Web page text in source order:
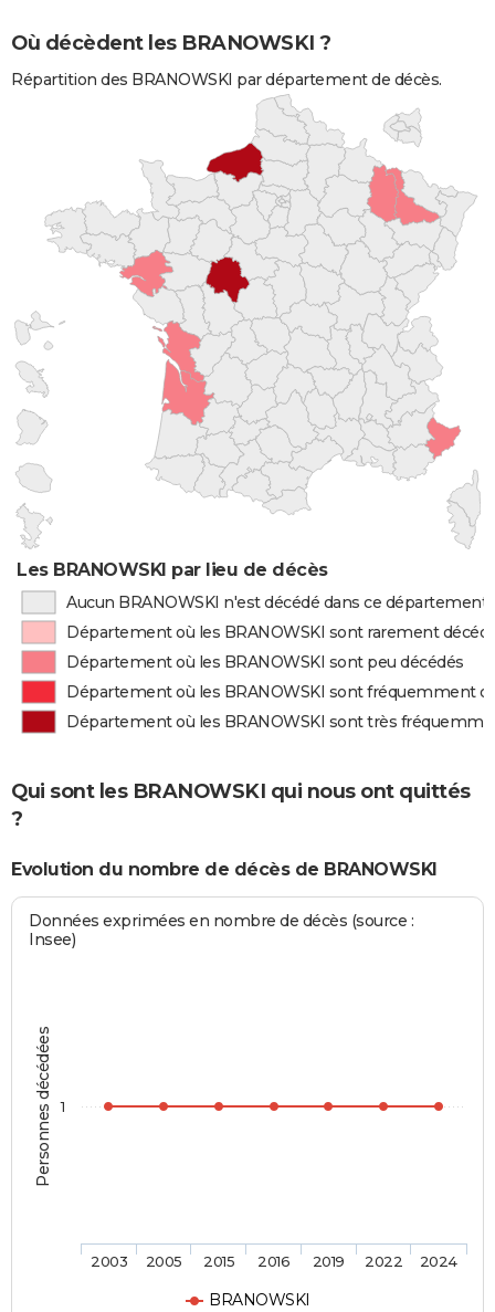
Où décèdent les BRANOWSKI ?
Répartition des BRANOWSKI par département de décès.
Les BRANOWSKI par lieu de décès
Aucun BRANOWSKI n'est décédé dans ce département
Département où les BRANOWSKI sont rarement
Département où les BRANOWSKI sont peu décédés
Département où les BRANOWSKI sont fréquemment
Département où les BRANOWSKI sont très
Qui sont les BRANOWSKI qui nous ont quittés
?
Evolution du nombre de décès de BRANOWSKI
Personnes décédées
Données exprimées en nombre de décès (source :
Insee)
BRANOWSKI
2003 2005 2015 2016 2019 2022 2024
1